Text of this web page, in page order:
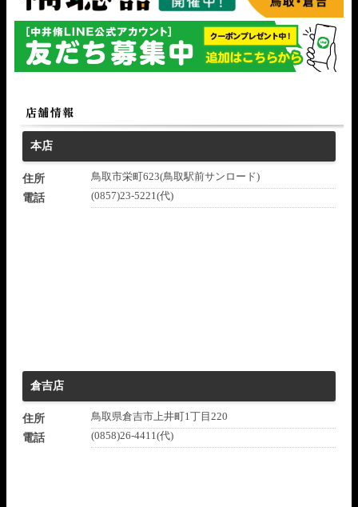
本店
住所
鳥取市栄町623(鳥取駅前サンロード)
電話
(0857)23-5221(代)
倉吉店
住所
鳥取県倉吉市上井町1丁目220
電話
(0858)26-4411(代)